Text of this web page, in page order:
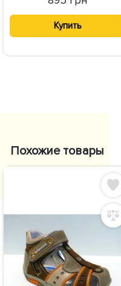
Купить
Похожие товары